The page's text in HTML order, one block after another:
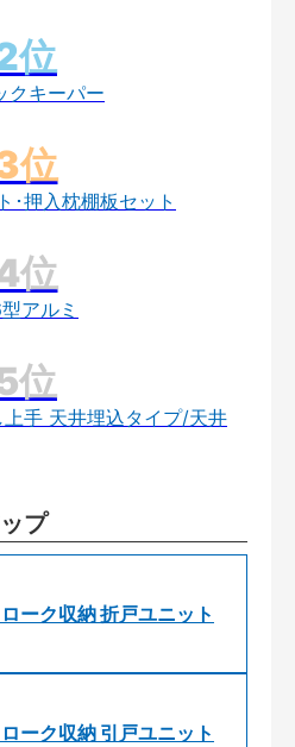
クキーパー
･押入枕棚板セット
アルミ
手 天井埋込タイプ/天井
プ
ーク収納 折戸ユニット
ーク収納 引戸ユニット